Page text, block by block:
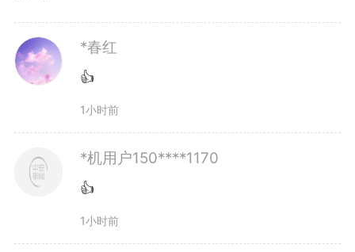
*春红
👍
1小时前
*机用户150****1170
👍
1小时前